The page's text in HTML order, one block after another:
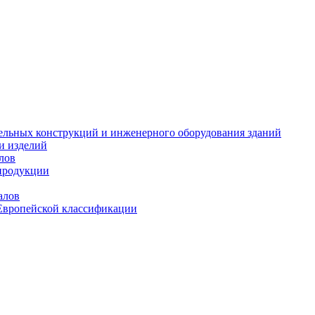
конструкций и инженерного оборудования зданий
изделий
классификации